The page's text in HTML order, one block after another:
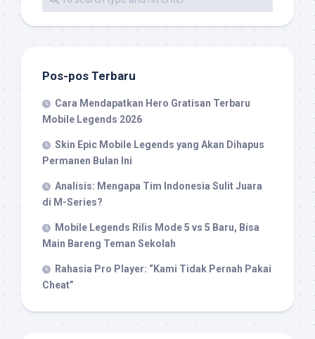
Pos-pos Terbaru
Cara Mendapatkan Hero Gratisan Terbaru
Mobile Legends 2026
Skin Epic Mobile Legends yang Akan Dihapus
Permanen Bulan Ini
Analisis: Mengapa Tim Indonesia Sulit Juara
di M-Series?
Mobile Legends Rilis Mode 5 vs 5 Baru, Bisa
Main Bareng Teman Sekolah
Rahasia Pro Player: “Kami Tidak Pernah Pakai
Cheat”